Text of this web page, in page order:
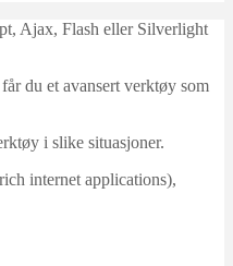
Ajax, Flash eller Silverlight
du et avansert verktøy som
i slike situasjoner.
internet applications),